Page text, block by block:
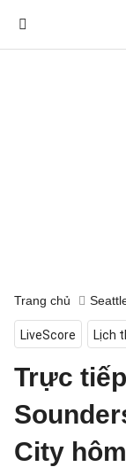
Trang chủ
LiveScore Lịch
Trực
City